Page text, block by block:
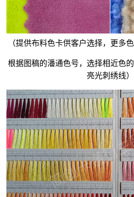
（提供布料色卡供客户选择，更多
根据图稿的潘通色号，选择相近色
亮光刺绣线）